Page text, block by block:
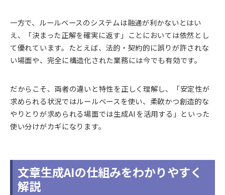
一方で、ルールベースのシステムは融通が利かないとはい
え、「決まった正解を確実に返す」ことにおいては依然とし
て優れています。たとえば、法的・契約的に誤りが許されな
い場面や、完全に構造化された業務には今でも有効です。
だからこそ、両者の違いと特性を正しく理解し、「安定性が
求められる状況ではルールベースを使い、柔軟かつ創造的な
やりとりが求められる場面では生成AIを活用する」といった
使い分けがカギになります。
文章生成AIの仕組みをわかりやすく
解説